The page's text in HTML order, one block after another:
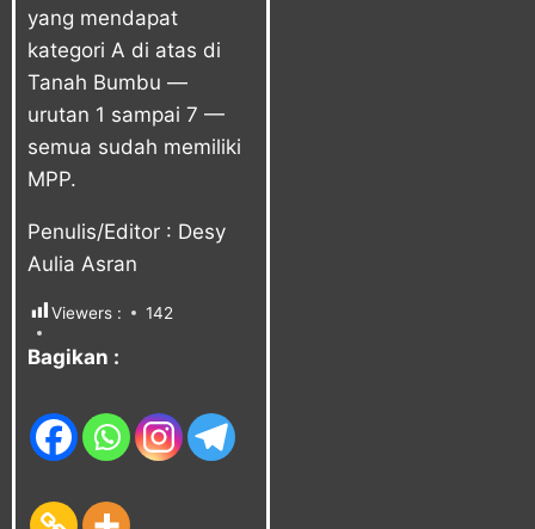
yang mendapat
kategori A di atas di
Tanah Bumbu —
urutan 1 sampai 7 —
semua sudah memiliki
MPP.
Penulis/Editor : Desy
Aulia Asran
Viewers : 142
Bagikan :